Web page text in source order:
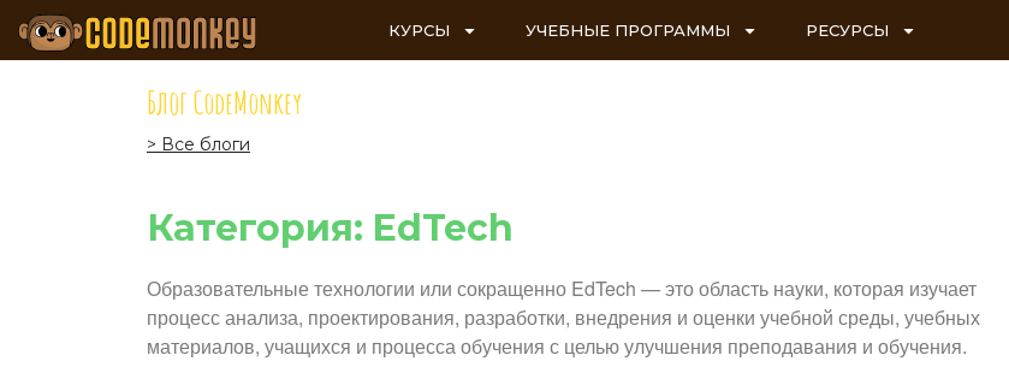
КУРСЫ УЧЕБНЫЕ ПРОГРАММЫ РЕСУРСЫ
Блог CodeMonkey
> Все блоги
Категория: EdTech
Образовательные технологии или сокращенно EdTech — это область науки, которая изучает
процесс анализа, проектирования, разработки, внедрения и оценки учебной среды, учебных
материалов, учащихся и процесса обучения с целью улучшения преподавания и обучения.